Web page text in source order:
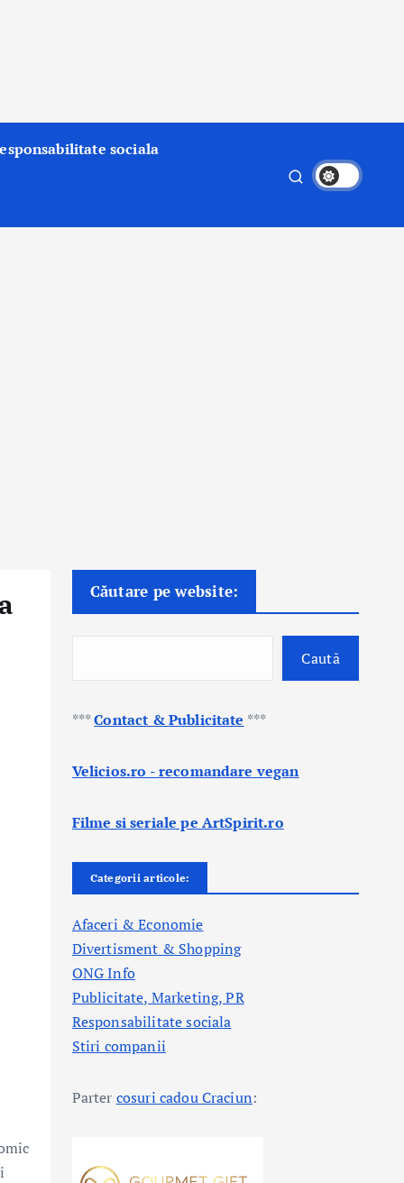
sociala
Căutare pe website:
Caută
***Contact & Publicitate ***
Velicios.ro - recomandare vegan
Filme si seriale pe ArtSpirit.ro
Categorii articole:
Afaceri & Economie
Divertisment & Shopping
ONG Info
Publicitate, Marketing, PR
Responsabilitate sociala
Stiri companii
Parter cosuri cadou Craciun: